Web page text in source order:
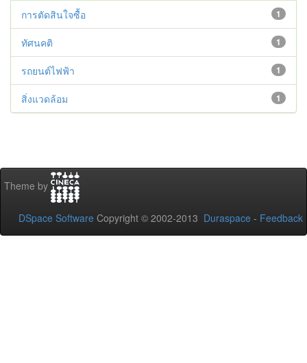
1
การตัดสินใจซื้อ
1
ทัศนคติ
1
รถยนต์ไฟฟ้า
1
สิ่งแวดล้อม
Theme by
DSpace Software Copyright © 2002-2013 Duraspace - Feedback